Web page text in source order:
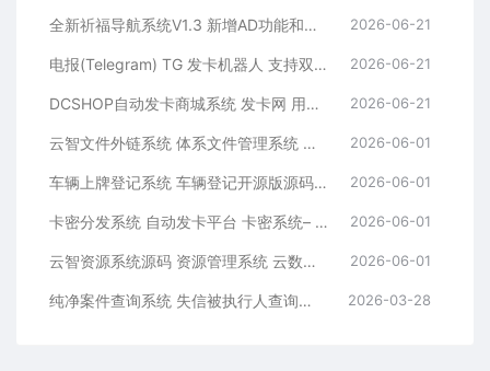
全新祈福导航系统V1.3 新增AD功能和新的后台UI端 和PHP版本等 2026-06-21
电报(Telegram) TG 发卡机器人 支持双语 + 用户充值 USDT/双语言(独角数版本) 2026-06-21
DCSHOP自动发卡商城系统 发卡网 用户可开通分店分销 支持实物发货 自带博客功能 2026-06-21
云智文件外链系统 体系文件管理系统 多用户版本 2026-06-01
车辆上牌登记系统 车辆登记开源版源码 车辆登记管理系统源码 2026-06-01
卡密分发系统 自动发卡平台 卡密系统– 附后台管理 2026-06-01
云智资源系统源码 资源管理系统 云数据管理平台– 带支付/积分商城/广告 2026-06-01
纯净案件查询系统 失信被执行人查询系统源码 执法办案系统源码 2026-03-28